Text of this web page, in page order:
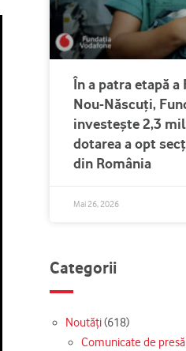
În a patra etapă
Nou-Născuți,
investește 2,3
dotarea a opt
din România
Mai 26, 2026
Categorii
Noutăți(618)
Comunicate de presă